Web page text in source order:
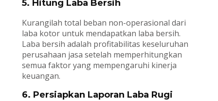
5. Hitung Laba Bersih
Kurangilah total beban non-operasional dari
laba kotor untuk mendapatkan laba bersih.
Laba bersih adalah profitabilitas keseluruhan
perusahaan jasa setelah memperhitungkan
semua faktor yang mempengaruhi kinerja
keuangan.
6. Persiapkan Laporan Laba Rugi